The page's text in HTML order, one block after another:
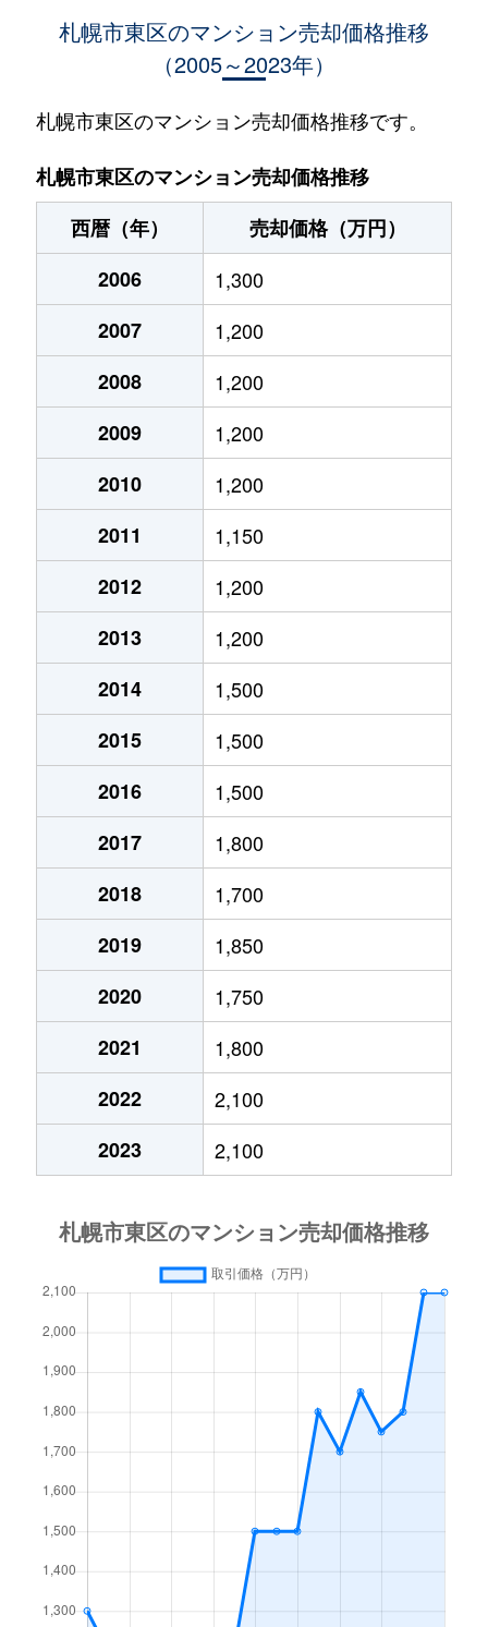
3,700万円 東区役所前
北６条東
3,400万円 東区役所前
北７条東
4,900万円 札幌(ＪＲ)
北７条東
3,500万円 東区役所前
北８条東
1,200万円
北８条東
1,400万円
北８条東
390万円
北８条東
390万円
北８条東
300万円
北８条東
3,000万円
北８条東
2,600万円
北９条東
3,400万円
北１０条東
1,800万円
北１０条東
1,900万円
北１２条東
1,800万円
北１２条東
2,700万円
北１２条東
2,300万円
北１３条東
3,800万円
北１３条東
2,100万円
北１４条東
1,700万円
北１５条東
2,100万円
北１５条東
3,000万円
北１７条東
環状通東
2,700万円 環状通東
北１８条東
北１９条東
350万円 北18条
北１９条東
北18条
北18条
北２０条東
2,200万円 北18条
北２０条東
1,600万円
札幌市東区のマンション売却価格推移
（2005～2023年）
札幌市東区のマンション売却価格推移です。
札幌市東区のマンション売却価格推移
西暦（年）
売却価格（万円）
2006
1,300
2007
1,200
2008
1,200
2009
1,200
2010
1,200
2011
1,150
2012
1,200
2013
1,200
2014
1,500
2015
1,500
2016
1,500
2017
1,800
2018
1,700
2019
1,850
2020
1,750
2021
1,800
2022
2,100
2023
2,100